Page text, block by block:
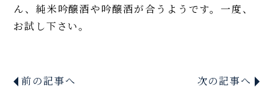
ん、純米吟醸酒や吟醸酒が合うようです。一度、
お試し下さい。
前の記事へ 次の記事へ